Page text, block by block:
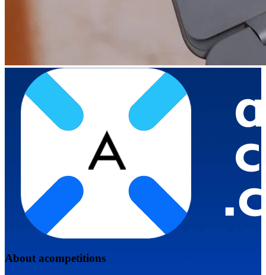
About acompetitions